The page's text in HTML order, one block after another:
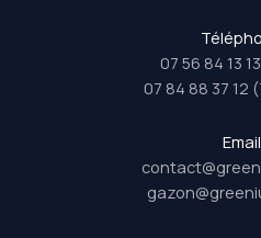
07 56 84 13
07 84 88 37 12